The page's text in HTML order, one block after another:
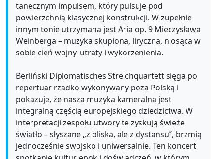
tanecznym impulsem, który pulsuje pod
powierzchnią klasycznej konstrukcji. W zupełnie
innym tonie utrzymana jest Aria op. 9 Mieczysława
Weinberga – muzyka skupiona, liryczna, niosąca w
sobie cień wojny, utraty i wykorzenienia.
Berliński Diplomatisches Streichquartett sięga po
repertuar rzadko wykonywany poza Polską i
pokazuje, że nasza muzyka kameralna jest
integralną częścią europejskiego dziedzictwa. W
interpretacji zespołu utwory te zyskują świeże
światło – słyszane „z bliska, ale z dystansu”, brzmią
jednocześnie swojsko i uniwersalnie. Ten koncert